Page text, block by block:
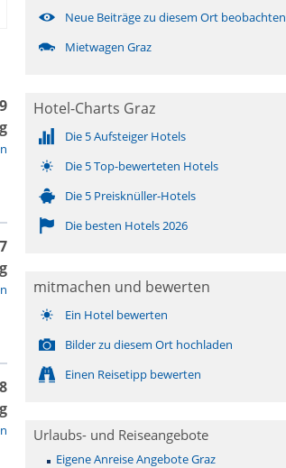
Neue Beiträge zu diesem Ort beobachten
Mietwagen Graz
Hotel-Charts Graz
Die 5 Aufsteiger Hotels
Die 5 Top-bewerteten Hotels
Die 5 Preisknüller-Hotels
Die besten Hotels 2026
mitmachen und bewerten
Ein Hotel bewerten
Bilder zu diesem Ort hochladen
Einen Reisetipp bewerten
Urlaubs- und Reiseangebote
Eigene Anreise Angebote Graz